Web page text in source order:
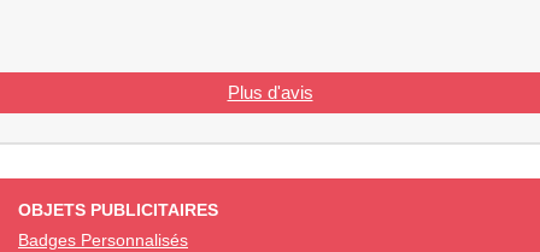
Plus d'avis
OBJETS PUBLICITAIRES
Badges Personnalisés